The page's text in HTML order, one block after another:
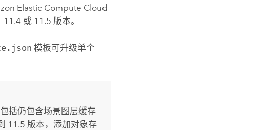
Elastic Compute Cloud
或 11.5 版本。
模板可升级单个
括仍包含场景图层缓存
11.5 版本，添加对象存